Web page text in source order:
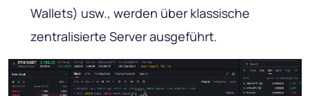
Wallets) usw., werden über klassische
zentralisierte Server ausgeführt.